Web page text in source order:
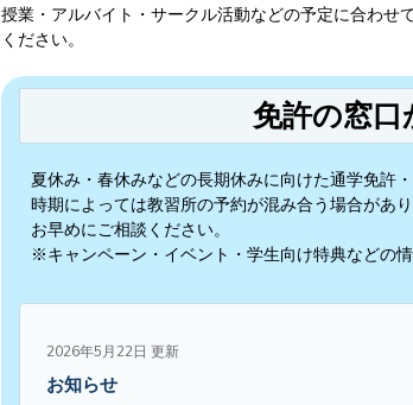
授業・アルバイト・サークル活動などの予定に合わせ
ください。
免許の窓
夏休み・春休みなどの長期休みに向けた通学免許
時期によっては教習所の予約が混み合う場合があ
お早めにご相談ください。
※キャンペーン・イベント・学生向け特典などの
2026年5月22日 更新
お知らせ